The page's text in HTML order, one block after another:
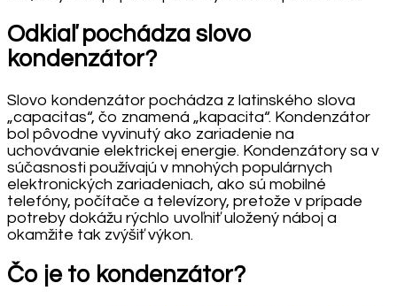
Odkiaľ pochádza slovo
kondenzátor?
Slovo kondenzátor pochádza z latinského slova
„capacitas“, čo znamená „kapacita“. Kondenzátor
bol pôvodne vyvinutý ako zariadenie na
uchovávanie elektrickej energie. Kondenzátory sa v
súčasnosti používajú v mnohých populárnych
elektronických zariadeniach, ako sú mobilné
telefóny, počítače a televízory, pretože v prípade
potreby dokážu rýchlo uvoľniť uložený náboj a
okamžite tak zvýšiť výkon.
Čo je to kondenzátor?